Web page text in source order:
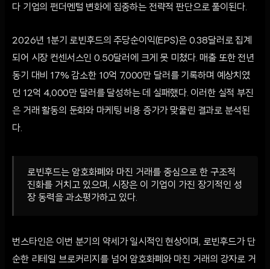
다 기업의 펀더멘털 변화에 집중하는 전략적 판단으로 풀이된다.
2026년 1분기 로빈후드의 주당순이익(EPS)은 0.38달러로 집계
되어 시장 컨센서스인 0.50달러에 크게 못 미쳤다. 매출 또한 전년
동기 대비 17% 감소한 10억 7,000만 달러를 기록하며 예상치였
던 12억 4,000만 달러를 달성하는 데 실패했다. 이러한 실적 부진
은 거래 활동의 둔화와 마케팅 비용 증가가 맞물린 결과로 분석된
다.
로빈후드는 암호화폐와 마진 거래를 중심으로 한 구조적
진화를 거치고 있으며, 시장은 이 기업이 가진 장기적인 성
장 동력을 과소평가하고 있다.
번스타인은 이번 분기의 약세가 일시적인 현상이며, 로빈후드가 단
순한 리테일 브로커리지를 넘어 암호화폐와 마진 거래의 강자로 거